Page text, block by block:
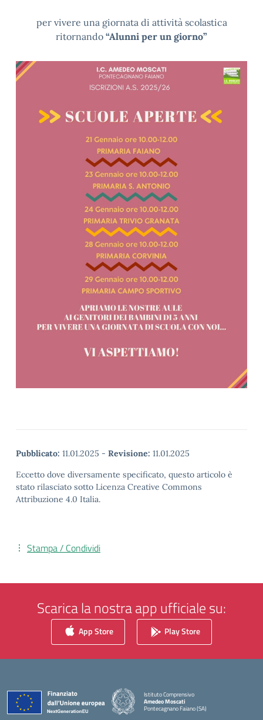
per vivere una giornata di attività scolastica
ritornando “Alunni per un giorno”
Pubblicato: 11.01.2025 - Revisione: 11.01.2025
Eccetto dove diversamente specificato, questo articolo è
stato rilasciato sotto Licenza Creative Commons
Attribuzione 4.0 Italia.
Stampa / Condividi
Scarica la nostra app ufficiale su:
App Store Play Store
Istituto Comprensivo
Amedeo Moscati
Pontecagnano Faiano (SA)
— Visita la pagina iniziale della scuola